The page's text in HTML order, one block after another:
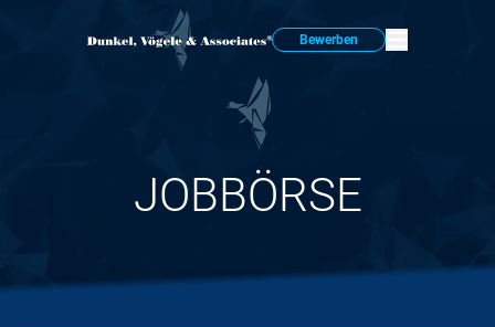
Bewerben
JOBBÖRSE